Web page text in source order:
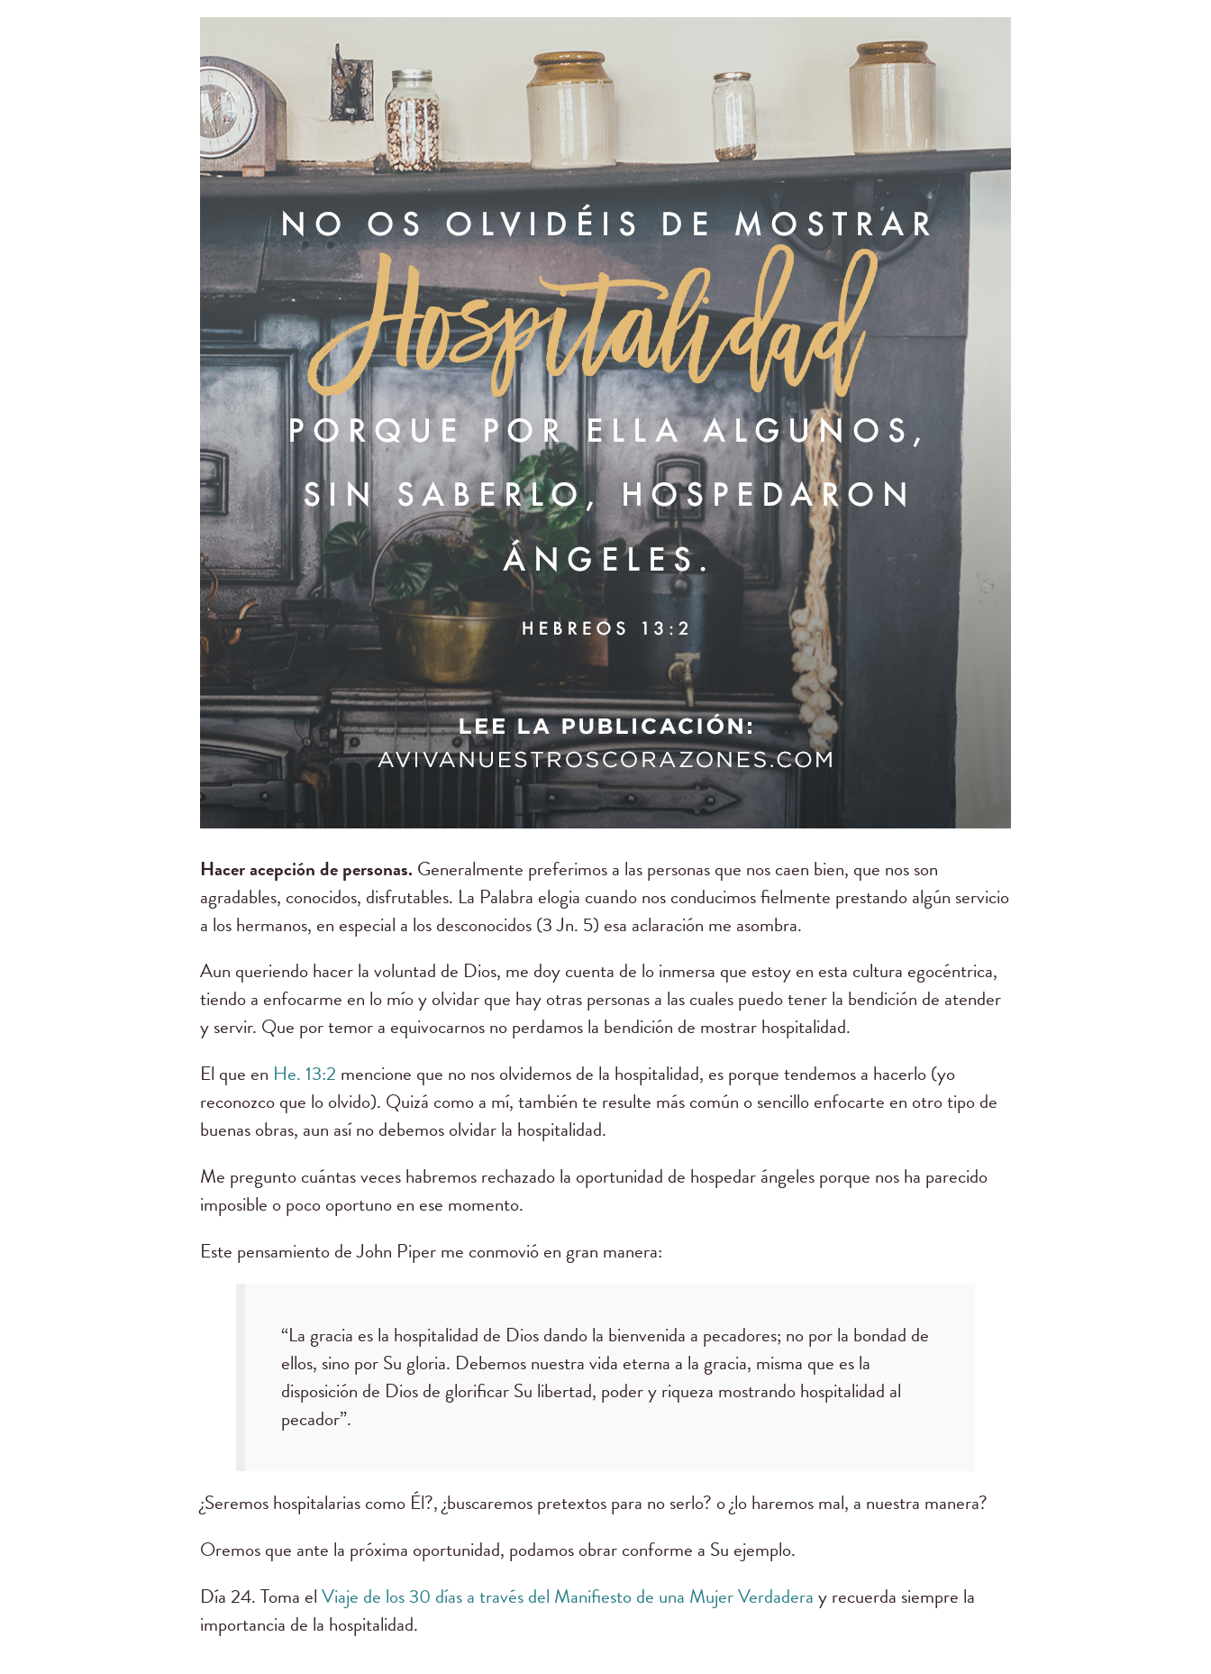
Hacer acepción de personas.Generalmente preferimos a las personas que nos caen bien, que nos son
agradables, conocidos, disfrutables. La Palabra elogia cuando nos conducimos fielmente prestando algún servicio
a los hermanos, en especial a los desconocidos (3 Jn. 5) esa aclaración me asombra.
Aun queriendo hacer la voluntad de Dios, me doy cuenta de lo inmersa que estoy en esta cultura egocéntrica,
tiendo a enfocarme en lo mío y olvidar que hay otras personas a las cuales puedo tener la bendición de atender
y servir. Que por temor a equivocarnos no perdamos la bendición de mostrar hospitalidad.
El que en He. 13:2 mencione que no nos olvidemos de la hospitalidad, es porque tendemos a hacerlo (yo
reconozco que lo olvido). Quizá como a mí, también te resulte más común o sencillo enfocarte en otro tipo de
buenas obras, aun así no debemos olvidar la hospitalidad.
Me pregunto cuántas veces habremos rechazado la oportunidad de hospedar ángeles porque nos ha parecido
imposible o poco oportuno en ese momento.
Este pensamiento de John Piper me conmovió en gran manera:
“La gracia es la hospitalidad de Dios dando la bienvenida a pecadores; no por la bondad de
ellos, sino por Su gloria. Debemos nuestra vida eterna a la gracia, misma que es la
disposición de Dios de glorificar Su libertad, poder y riqueza mostrando hospitalidad al
pecador”.
¿Seremos hospitalarias como Él?, ¿buscaremos pretextos para no serlo? o ¿lo haremos mal, a nuestra manera?
Oremos que ante la próxima oportunidad, podamos obrar conforme a Su ejemplo.
Día 24. Toma elViaje de los 30 días a través del Manifiesto de una Mujer Verdaderay recuerda siempre la
importancia de la hospitalidad.